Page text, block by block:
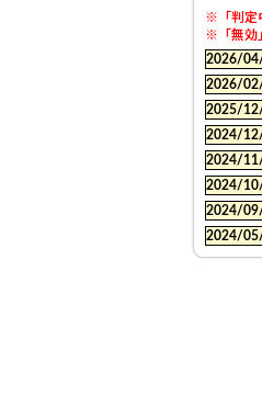
※「判定
※「無効
2026/
2026/
2025/
2024/
2024/
2024/
2024/
2024/